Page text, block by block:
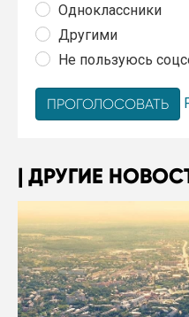
Одноклассники
Другими
Не пользуюсь
ДРУГИЕ